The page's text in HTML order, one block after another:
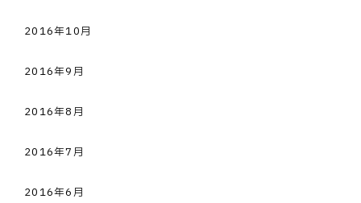
2016年10月
2016年9月
2016年8月
2016年7月
2016年6月